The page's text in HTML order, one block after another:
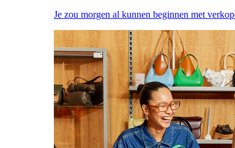
Je zou morgen al kunnen beginnen met